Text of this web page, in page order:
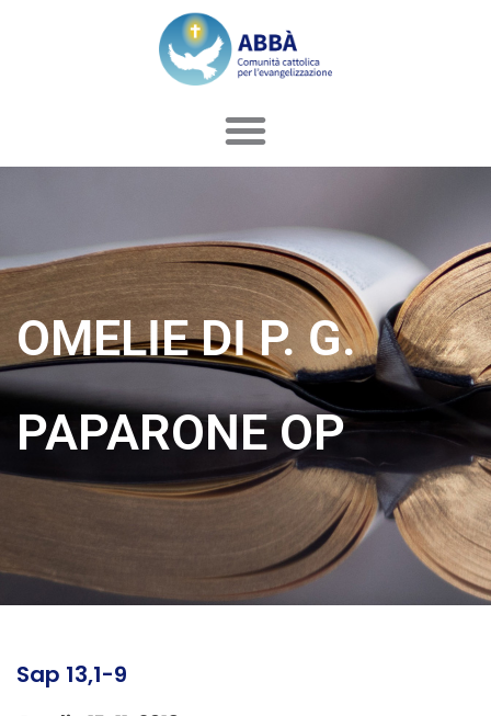
OMELIE DI P. G.
PAPARONE OP
Sap 13,1-9